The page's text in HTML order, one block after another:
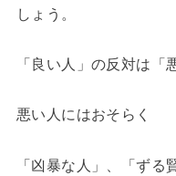
しょう。
「良い人」の反対は「
悪い人にはおそらく
「凶暴な人」、「ず